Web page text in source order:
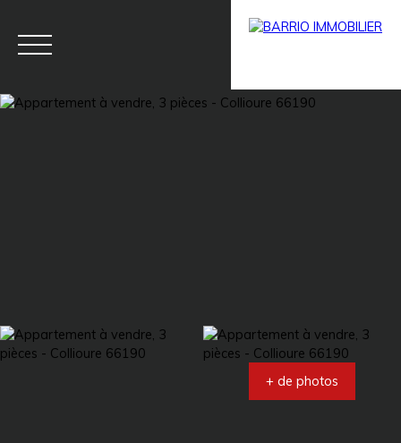
+ de photos